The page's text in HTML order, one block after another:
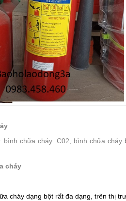
chữa cháy C02, bình chữa cháy
cháy
cháy dạng bột rất đa dạng, trên thị